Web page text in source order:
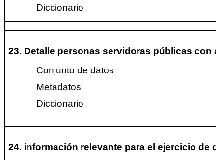
Diccionario
23. Detalle personas servidoras públicas con
Conjunto de datos
Metadatos
Diccionario
24. información relevante para el ejercicio de